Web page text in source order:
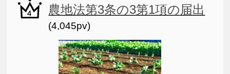
農地法第3条の3第1項の届出
(4,045pv)